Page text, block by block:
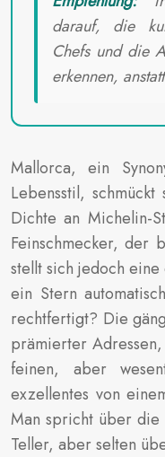
darauf, die
Chefs und die
erkennen,
Mallorca, ein
Lebensstil,
Dichte an Michelin-
Feinschmecker, der
stellt sich jedoch
ein Stern
rechtfertigt? Die
prämierter
feinen, aber
exzellentes von
Man spricht über die
Teller, aber selten